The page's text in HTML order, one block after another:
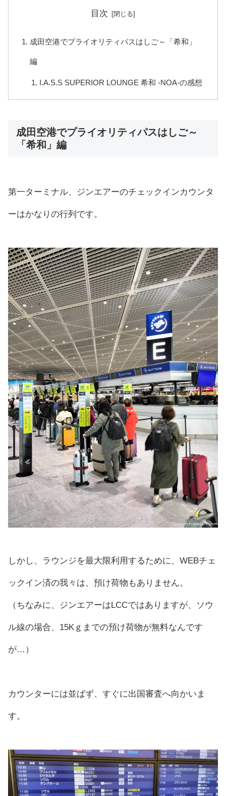
目次
成田空港でプライオリティパスはしご～「希和」
編
I.A.S.S SUPERIOR LOUNGE 希和 -NOA-の感想
成田空港でプライオリティパスはしご～
「希和」編
第一ターミナル、ジンエアーのチェックインカウンタ
ーはかなりの行列です。
しかし、ラウンジを最大限利用するために、WEBチェ
ックイン済の我々は、預け荷物もありません。
（ちなみに、ジンエアーはLCCではありますが、ソウ
ル線の場合、15Kｇまでの預け荷物が無料なんです
が…）
カウンターには並ばず、すぐに出国審査へ向かいま
す。